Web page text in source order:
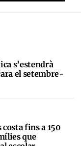
s’estendrà
el setembre-
fins a 150
que